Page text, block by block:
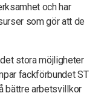
och har
som gör att de
stora möjligheter
fackförbundet ST
bättre arbetsvillkor